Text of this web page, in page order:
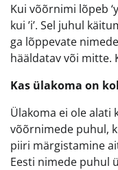
Kui võõrnimi lõpeb
kui ’i’. Sel juhul
ga lõppevate
hääldatav või mitte.
Kas ülakoma on
Ülakoma ei ole alati
võõrnimede puhul,
piiri märgistamine
Eesti nimede puhul